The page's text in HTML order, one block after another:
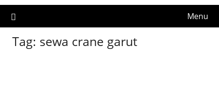
Menu
Tag: sewa crane garut